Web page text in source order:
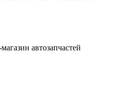
автозапчастей